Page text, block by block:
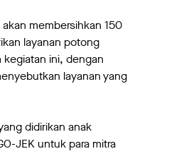
membersihkan 150
layanan potong
kegiatan ini, dengan
layanan yang
didirikan anak
JEK untuk para mitra